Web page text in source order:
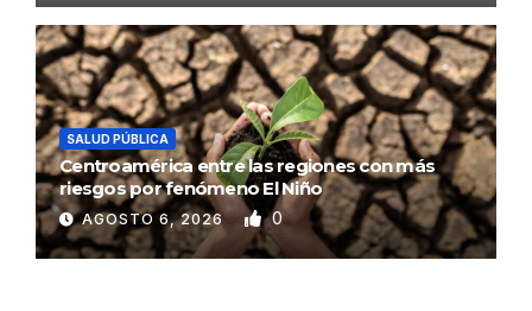
SALUD PÚBLICA
Centroamérica entre las regiones con más
riesgos por fenómeno El Niño
AGOSTO 6, 2026 0